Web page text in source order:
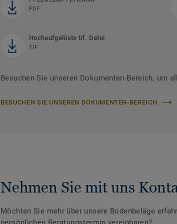
PDF
Hochaufgelöste tif. Datei
TIF
Besuchen Sie unseren Dokumenten-Bereich, um
BESUCHEN SIE UNSEREN DOKUMENTEN-BEREICH
Nehmen Sie mit uns
Möchten Sie mehr über unsere Bodenbeläge